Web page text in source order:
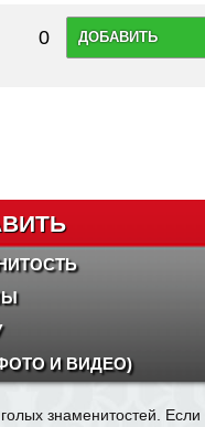
ДОБАВИТЬ
0
И ВИДЕО)
знаменитостей.